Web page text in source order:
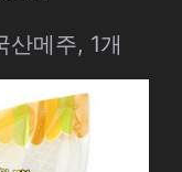
산메주, 1개